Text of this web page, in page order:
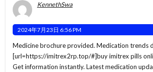
KennethSwa
2024年7月23日 6:56 PM
Medicine brochure provided. Medication trends
[url=https://imitrex2rp.top/#]buy imitrex pills
Get information instantly. Latest medication